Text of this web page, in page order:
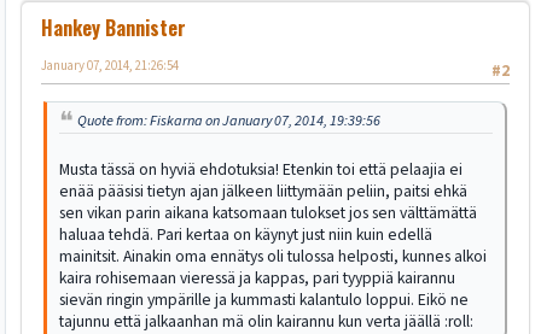
Hankey Bannister
#2
January 07, 2014, 21:26:54
Quote from: Fiskarna on January 07, 2014, 19:39:56
Musta tässä on hyviä ehdotuksia! Etenkin toi että pelaajia ei
enää pääsisi tietyn ajan jälkeen liittymään peliin, paitsi ehkä
sen vikan parin aikana katsomaan tulokset jos sen välttämättä
haluaa tehdä. Pari kertaa on käynyt just niin kuin edellä
mainitsit. Ainakin oma ennätys oli tulossa helposti, kunnes alkoi
kaira rohisemaan vieressä ja kappas, pari tyyppiä kairannu
sievän ringin ympärille ja kummasti kalantulo loppui. Eikö ne
tajunnu että jalkaanhan mä olin kairannu kun verta jäällä :roll: